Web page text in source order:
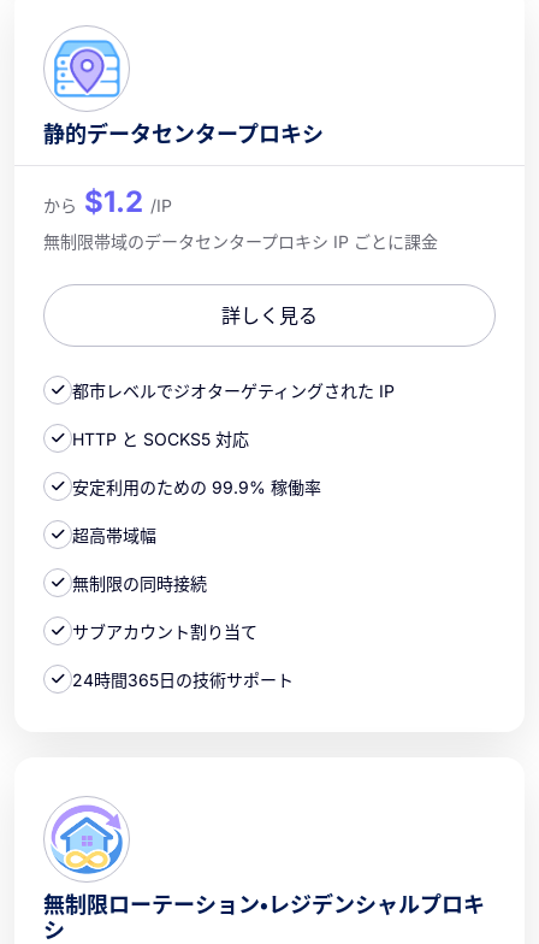
静的データセンタープロキシ
から $1.2 /IP
無制限帯域のデータセンタープロキシ IP ごとに課金
詳しく見る
都市レベルでジオターゲティングされた IP
HTTP と SOCKS5 対応
安定利用のための 99.9% 稼働率
超高帯域幅
無制限の同時接続
サブアカウント割り当て
24時間365日の技術サポート
無制限ローテーション・レジデンシャルプロキ
シ